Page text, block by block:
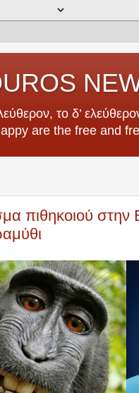
το δ’
are the free and
πιθηκοιού στην